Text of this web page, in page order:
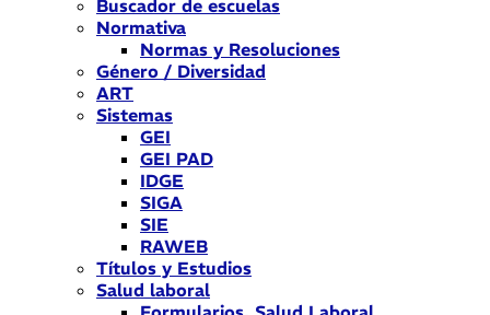
Buscador de escuelas
Normativa
Normas y Resoluciones
Género / Diversidad
ART
Sistemas
GEI
GEI PAD
IDGE
SIGA
SIE
RAWEB
Títulos y Estudios
Salud laboral